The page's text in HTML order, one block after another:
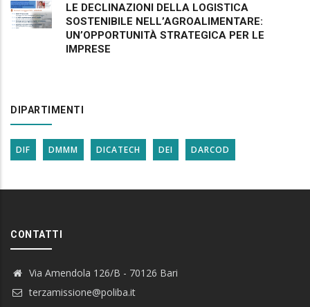
LE DECLINAZIONI DELLA LOGISTICA
SOSTENIBILE NELL’AGROALIMENTARE:
UN’OPPORTUNITÀ STRATEGICA PER LE
IMPRESE
DIPARTIMENTI
DIF DMMM DICATECH DEI DARCOD
CONTATTI
Via Amendola 126/B - 70126 Bari
terzamissione@poliba.it